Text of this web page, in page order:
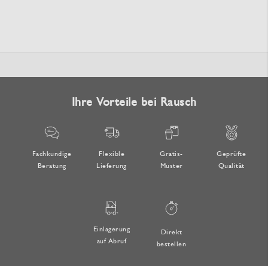
Ihre Vorteile bei Rausch
Fachkundige
Beratung
Flexible
Lieferung
Gratis-
Muster
Geprüfte
Qualität
Einlagerung
auf Abruf
Direkt
bestellen